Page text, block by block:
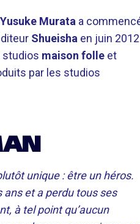
Yusuke Murata a
Shueisha en juin
studios maison folle et
par les studios
unique : être un héros.
ans et a perdu tous ses
à tel point qu’aucun